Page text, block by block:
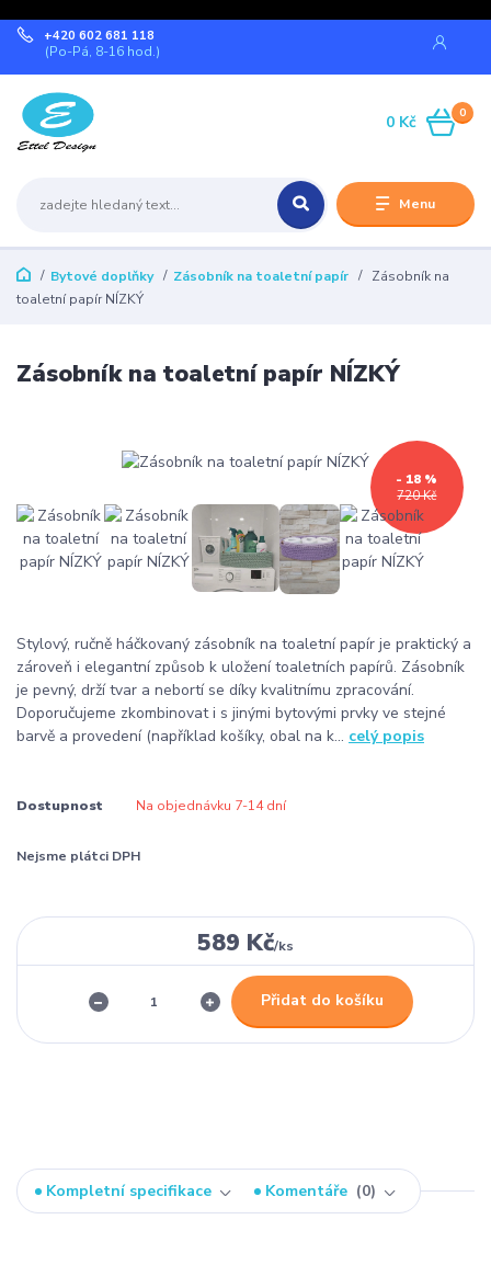
Menu
+420 602 681 118
(Po-Pá, 8-16 hod.)
0
0 Kč
Bytové doplňky Zásobník na toaletní papír
Zásobník na
toaletní papír NÍZKÝ
Zásobník na toaletní papír NÍZKÝ
720 Kč
- 18 %
Stylový, ručně háčkovaný zásobník na toaletní papír je praktický a
zároveň i elegantní způsob k uložení toaletních papírů. Zásobník
je pevný, drží tvar a nebortí se díky kvalitnímu zpracování.
Doporučujeme zkombinovat i s jinými bytovými prvky ve stejné
barvě a provedení (například košíky, obal na k... celý popis
Dostupnost Na objednávku 7-14 dní
Nejsme plátci DPH
589 Kč/ks
Přidat do košíku
Kompletní specifikace Komentáře 0